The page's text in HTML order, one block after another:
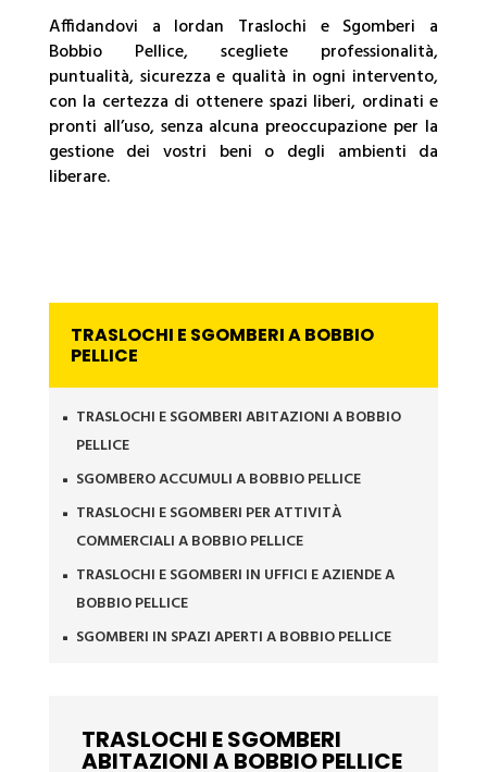
Affidandovi a Iordan Traslochi e Sgomberi a
Bobbio Pellice, scegliete professionalità,
puntualità, sicurezza e qualità in ogni intervento,
con la certezza di ottenere spazi liberi, ordinati e
pronti all’uso, senza alcuna preoccupazione per la
gestione dei vostri beni o degli ambienti da
liberare.
TRASLOCHI E SGOMBERI A BOBBIO
PELLICE
^
TRASLOCHI E SGOMBERI ABITAZIONI A BOBBIO
PELLICE
^ SGOMBERO ACCUMULI A BOBBIO PELLICE
^
TRASLOCHI E SGOMBERI PER ATTIVITÀ
COMMERCIALI A BOBBIO PELLICE
^
TRASLOCHI E SGOMBERI IN UFFICI E AZIENDE A
BOBBIO PELLICE
^ SGOMBERI IN SPAZI APERTI A BOBBIO PELLICE
TRASLOCHI E SGOMBERI
ABITAZIONI A BOBBIO PELLICE